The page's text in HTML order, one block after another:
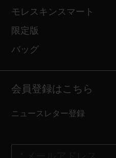
モレスキンスマート
限定版
バッグ
会員登録はこちら
ニュースレター登録